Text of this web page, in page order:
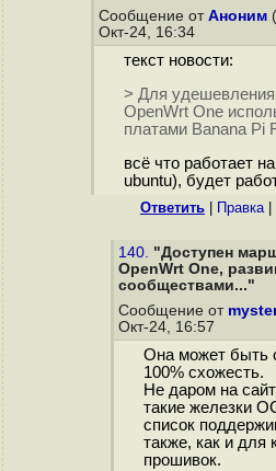
Сообщение от Аноним
Окт-24, 16:34
текст новости:
> Для удешевления
OpenWrt One
платами Banana Pi
всё что работает
ubuntu), будет
Ответить Правка|
140. "Доступен
OpenWrt One,
сообществами..."
Сообщение от
Окт-24, 16:57
Она может быть
100% схожесть.
Не даром на
такие железки
список
также, как и для
прошивок.